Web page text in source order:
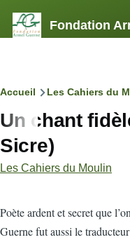
Fondation
Fil
d'Ariane
Accueil Les Cahiers du
Un chant
Sicre)
Les Cahiers du Moulin
Poète ardent et secret que
Guerne fut aussi le